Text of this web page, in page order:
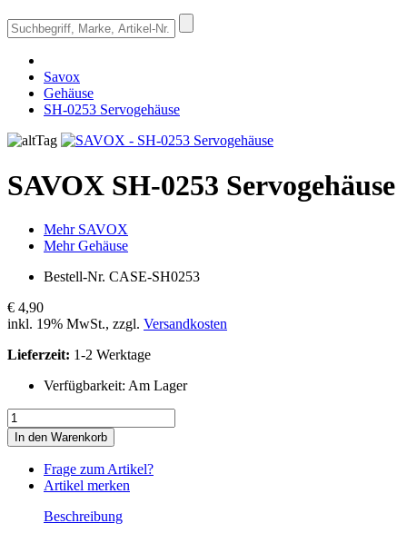
Savox
Gehäuse
SH-0253 Servogehäuse
SAVOX SH-0253 Servogehäuse
Mehr SAVOX
Mehr Gehäuse
Bestell-Nr. CASE-SH0253
€ 4,90
inkl. 19% MwSt., zzgl. Versandkosten
Lieferzeit: 1-2 Werktage
Verfügbarkeit: Am Lager
In den Warenkorb
Frage zum Artikel?
Artikel merken
Beschreibung